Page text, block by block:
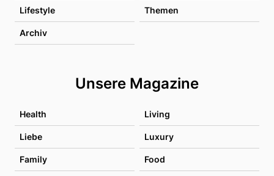
Lifestyle Themen
Archiv
Unsere Magazine
Health Living
Liebe Luxury
Family Food